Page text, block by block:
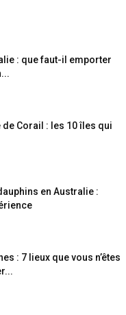
: que faut-il emporter
Corail : les 10 îles qui
en Australie :
: 7 lieux que vous n’êtes